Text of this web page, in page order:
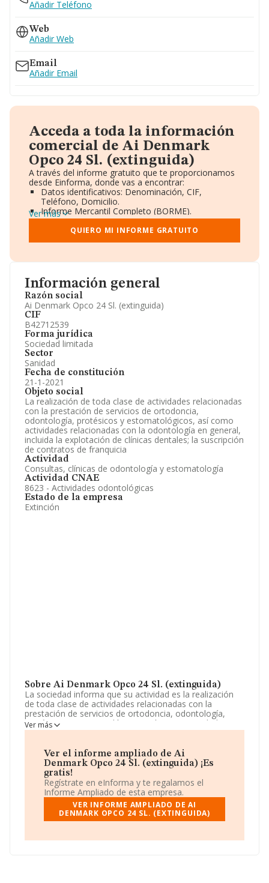
Información general
Razón social
Ai Denmark Opco 24 Sl. (extinguida)
CIF
B42712539
Forma jurídica
Sociedad limitada
Sector
Sanidad
Fecha de constitución
21-1-2021
Objeto social
La realización de toda clase de actividades relacionadas
con la prestación de servicios de ortodoncia,
odontología, protésicos y estomatológicos, así como
actividades relacionadas con la odontología en general,
incluida la explotación de clínicas dentales; la suscripción
de contratos de franquicia
Actividad
Consultas, clínicas de odontología y estomatología
Actividad CNAE
8623 - Actividades odontológicas
Estado de la empresa
Extinción
Sobre Ai Denmark Opco 24 Sl. (extinguida)
La sociedad informa que su actividad es la realización
de toda clase de actividades relacionadas con la
prestación de servicios de ortodoncia, odontología,
protésicos y estomatológicos, así como actividades
relacionadas con la odontología en general, incluida la
contratos de franquicia. La empresa está registrada
como Sociedad Limitada. Su CNAE corresponde a 8623
con código 'Actividades odontológicas'. No realiza
actividad de importación y/o exportación.
La compañíaAi Denmark Opco 24 S.L. (extinguida)
CIF B42712539, tiene su domicilio social establecido en
Calle Suero De Quiñones núm. 34 36, (28002), en el
Ver más
Ver el informe ampliado de Ai
Denmark Opco 24 Sl. (extinguida) ¡Es
gratis!
Regístrate en eInforma y te regalamos el
Informe Ampliado de esta empresa.
VER INFORME AMPLIADO DE AI
DENMARK OPCO 24 SL. (EXTINGUIDA)
Añadir Teléfono
Web
Añadir Web
Email
Añadir Email
Acceda a toda la información
comercial de Ai Denmark
Opco 24 Sl. (extinguida)
A través del informe gratuito que te proporcionamos
desde Einforma, donde vas a encontrar:
Datos identificativos: Denominación, CIF,
Teléfono, Domicilio.
Informe Mercantil Completo (BORME).
Gráficos de Evolución Ventas y Empleados.
Consejo de Administración y Administradores.
Directivos y Ejecutivos.
Información oficial y registral complementaria.
Ver más
QUIERO MI INFORME GRATUITO